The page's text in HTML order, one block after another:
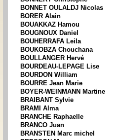
BONNET OULALDJ Nicolas
BORER Alain
BOUAKKAZ Hamou
BOUGNOUX Daniel
BOUHERRAFA Leila
BOUKOBZA Chouchana
BOULLANGER Hervé
BOURDEAU-LEPAGE Lise
BOURDON William
BOURRE Jean Marie
BOYER-WEINMANN Martine
BRAIBANT Sylvie
BRAMI Alma
BRANCHE Raphaelle
BRANCO Juan
BRANSTEN Marc michel